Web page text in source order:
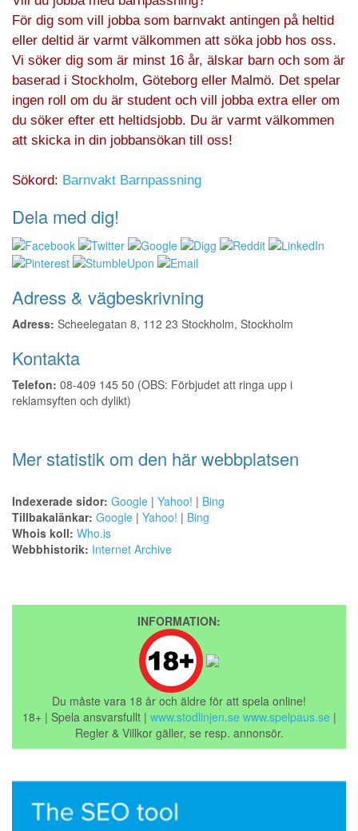
För dig som vill jobba som barnvakt antingen på heltid
eller deltid är varmt välkommen att söka jobb hos oss.
Vi söker dig som är minst 16 år, älskar barn och som är
baserad i Stockholm, Göteborg eller Malmö. Det spelar
ingen roll om du är student och vill jobba extra eller om
du söker efter ett heltidsjobb. Du är varmt välkommen
att skicka in din jobbansökan till oss!
Sökord: Barnvakt Barnpassning
Dela med dig!
Adress & vägbeskrivning
Adress: Scheelegatan 8, 112 23 Stockholm, Stockholm
Kontakta
Telefon: 08-409 145 50 (OBS: Förbjudet att ringa upp i
reklamsyften och dylikt)
Mer statistik om den här webbplatsen
Indexerade sidor: Google | Yahoo! | Bing
Tillbakalänkar: Google | Yahoo! | Bing
Whois koll: Who.is
Webbhistorik: Internet Archive
INFORMATION:
Du måste vara 18 år och äldre för att spela online!
18+ | Spela ansvarsfullt | www.stodlinjen.se www.spelpaus.se |
Regler & Villkor gäller, se resp. annonsör.